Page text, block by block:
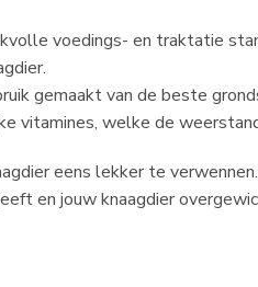
voedings- en traktatie
gemaakt van de beste
vitamines, welke de
eens lekker te verwennen.
en jouw knaagdier